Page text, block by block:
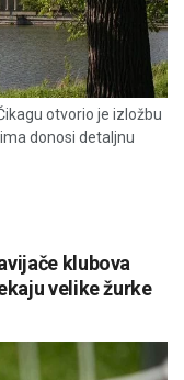
otvorio je izložbu
donosi detaljnu
klubova
velike žurke